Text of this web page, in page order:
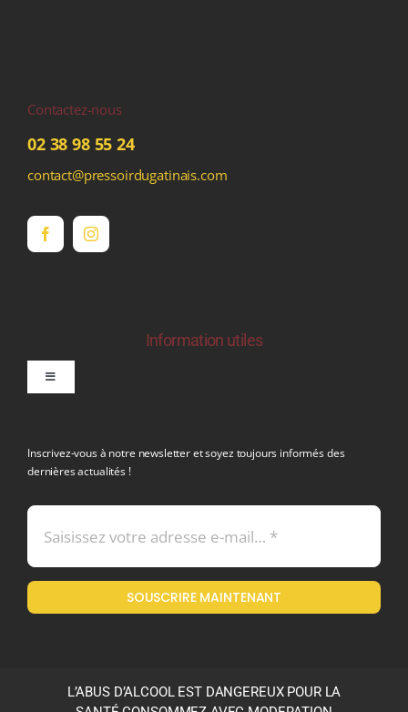
Contactez-nous
02 38 98 55 24
contact@pressoirdugatinais.com
Information utiles
Toggle
Mentions légales
Politique en matière de remboursements et de retours
Inscrivez-vous à notre newsletter et soyez toujours informés des
dernières actualités !
SOUSCRIRE MAINTENANT
L’ABUS D’ALCOOL EST DANGEREUX POUR LA